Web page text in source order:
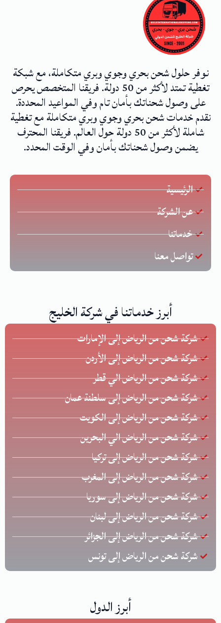
نوفر حلول شحن بحري وجوي وبري متكاملة، مع شبكة
تغطية تمتد لأكثر من 50 دولة. فريقنا المتخصص يحرص
على وصول شحناتك بأمان تام وفي المواعيد المحددة.
نقدم خدمات شحن بحري وجوي وبري متكاملة مع تغطية
شاملة لأكثر من 50 دولة حول العالم. فريقنا المحترف
يضمن وصول شحناتك بأمان وفي الوقت المحدد.
الرئيسية
عن الشركة
خدماتنا
تواصل معنا
أبرز خدماتنا في شركة الخليج
شركة شحن من الرياض إلى الإمارات
شركة شحن من الرياض إلى الأردن
شركة شحن من الرياض الي قطر
شركة شحن من الرياض إلى سلطنة عمان
شركة شحن من الرياض إلى الكويت
شركة شحن من الرياض الي البحرين
شركة شحن من الرياض إلى تركيا
شركة شحن من الرياض إلى المغرب
شركة شحن من الرياض إلى سوريا
شركة شحن من الرياض إلى لبنان
شركة شحن من الرياض إلى الجزائر
شركة شحن من الرياض إلى تونس
أبرز الدول